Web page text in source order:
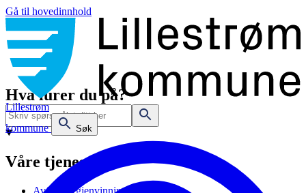
Gå til hovedinnhold
Lillestrøm
kommune
Søk
Hva lurer du på?
Våre tjenester
Avfall og gjenvinning